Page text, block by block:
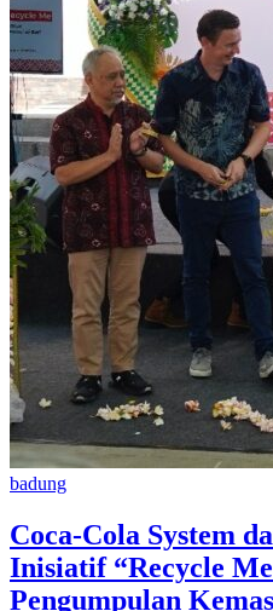
badung
Coca-Cola System
Inisiatif “Recycle
Pengumpulan